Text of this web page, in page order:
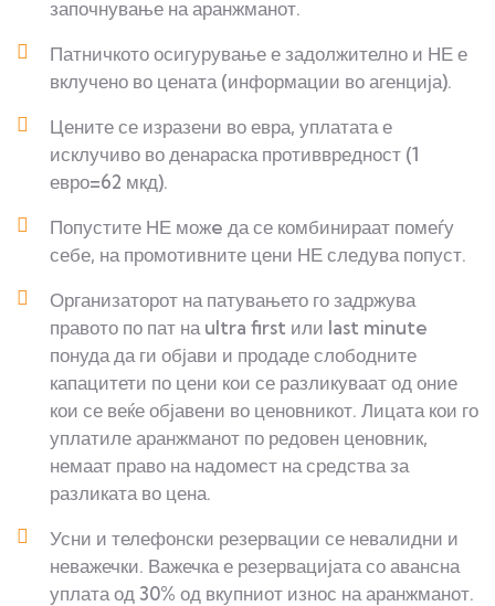
започнување на аранжманот.
Патничкото осигурување е задолжително и НЕ е
вклучено во цената (информации во агенција).
Цените се изразени во евра, уплатата е
исклучиво во денараска противвредност (1
евро=62 мкд).
Попустите НЕ можe да се комбинираат помеѓу
себе, на промотивните цени НЕ следува попуст.
Организаторот на патувањето го задржува
правото по пат на ultra first или last minute
понуда да ги објави и продаде слободните
капацитети по цени кои се разликуваат од оние
кои се веќе објавени во ценовникот. Лицата кои го
уплатиле аранжманот по редовен ценовник,
немаат право на надомест на средства за
разликата во цена.
Усни и телефонски резервации се невалидни и
неважечки. Важечка е резервацијата со авансна
уплата од 30% од вкупниот износ на аранжманот.